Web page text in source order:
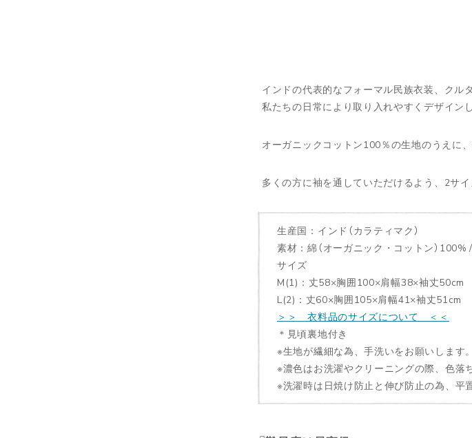
インドの代表的なフォーマル民族衣装、クルタ
私たちの日常により取り入れやすくデザイン
オーガニックコットン100％の生地のうえに
多くの方に袖を通していただけるよう、2サイ
生産国：インド（カラティマク）
素材：綿（オーガニック・コットン）100%
サイズ
M(1)：丈58×胸囲100×肩幅38×袖丈50cm
L(2)：丈60×胸囲105×肩幅41×袖丈51cm
＞＞ 衣料品のサイズについて ＜＜
＊見頃裏地付き
※生地が繊細な為、手洗いをお願いします。
※濃色はお洗濯やクリーニングの際、色落
※洗濯時は日焼け防止と伸び防止の為、平